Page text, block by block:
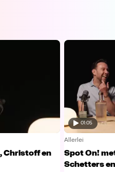
Christoff en
01:05
Allerlei
Spot On!
Schetters